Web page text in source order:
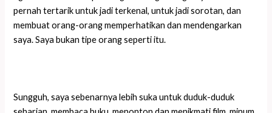
pernah tertarik untuk jadi terkenal, untuk jadi sorotan, dan
membuat orang-orang memperhatikan dan mendengarkan
saya. Saya bukan tipe orang seperti itu.
Sungguh, saya sebenarnya lebih suka untuk duduk-duduk